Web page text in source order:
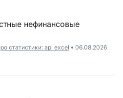
статистики: api excel 06.08.2026